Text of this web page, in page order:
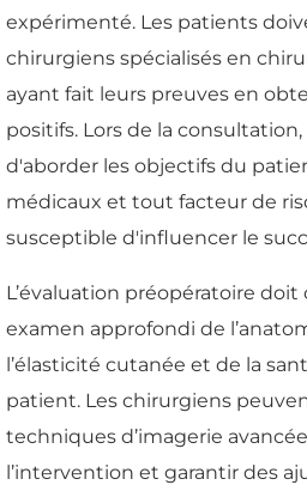
expérimenté. Les patients
chirurgiens spécialisés en
ayant fait leurs preuves en
positifs. Lors de la
d'aborder les objectifs du
médicaux et tout facteur de
susceptible d'influencer le
L’évaluation préopératoire
examen approfondi de
l’élasticité cutanée et de la
patient. Les chirurgiens
techniques d’imagerie
l’intervention et garantir des